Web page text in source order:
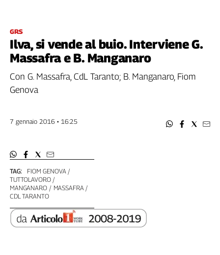
Filcams
Filctem
Filt
Fiom
Flai
Nidil
Slc
Spi
Inca
Caaf
Speciali
GRS
Ilva, si vende al buio. Interviene G.
Massafra e B. Manganaro
Con G. Massafra, CdL Taranto; B. Manganaro, Fiom
Genova
7 gennaio 2016 • 16:25
TAG:
FIOM GENOVA
TUTTOLAVORO
MANGANARO
MASSAFRA
CDL TARANTO